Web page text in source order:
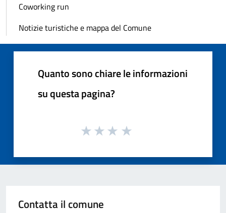
Coworking run
Notizie turistiche e mappa del Comune
Quanto sono chiare le informazioni
su questa pagina?
Contatta il comune